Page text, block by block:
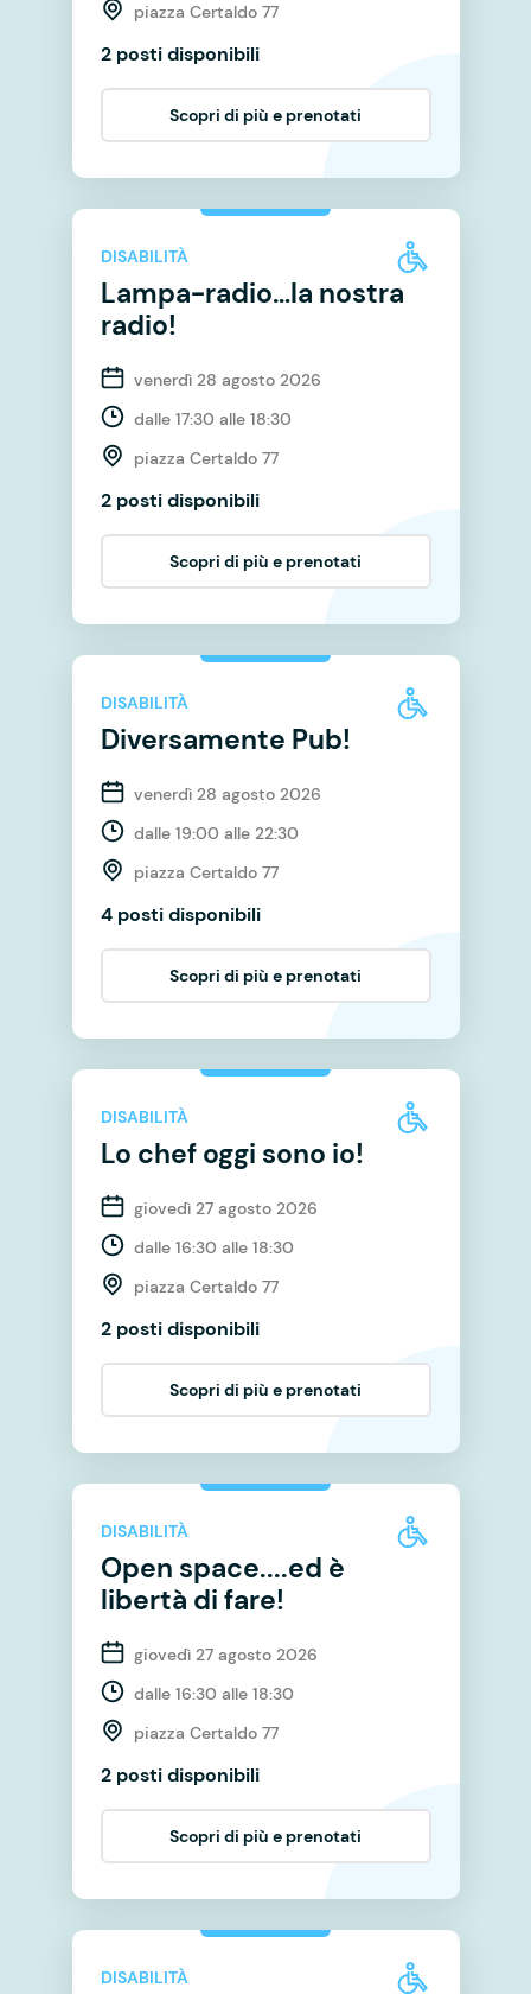
piazza Certaldo 77
2 posti disponibili
Scopri di più e prenotati
DISABILITÀ
Lampa-radio…la nostra
radio!
venerdì 28 agosto 2026
dalle 17:30 alle 18:30
piazza Certaldo 77
2 posti disponibili
Scopri di più e prenotati
DISABILITÀ
Diversamente Pub!
venerdì 28 agosto 2026
dalle 19:00 alle 22:30
piazza Certaldo 77
4 posti disponibili
Scopri di più e prenotati
DISABILITÀ
Lo chef oggi sono io!
giovedì 27 agosto 2026
dalle 16:30 alle 18:30
piazza Certaldo 77
2 posti disponibili
Scopri di più e prenotati
DISABILITÀ
Open space....ed è
libertà di fare!
giovedì 27 agosto 2026
dalle 16:30 alle 18:30
piazza Certaldo 77
2 posti disponibili
Scopri di più e prenotati
DISABILITÀ